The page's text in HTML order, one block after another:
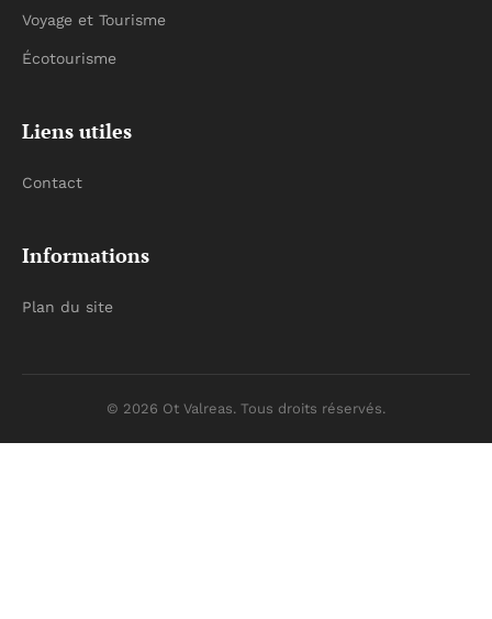
Voyage et Tourisme
Écotourisme
Liens utiles
Contact
Informations
Plan du site
© 2026 Ot Valreas. Tous droits réservés.